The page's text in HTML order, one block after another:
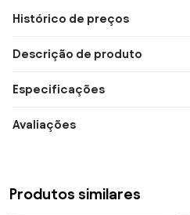
Histórico de preços
Descrição de produto
Especificações
Avaliações
Produtos similares